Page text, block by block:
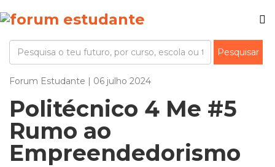
Forum Estudante | 06 julho 2024
Politécnico 4 Me #5
Rumo ao
Empreendedorismo